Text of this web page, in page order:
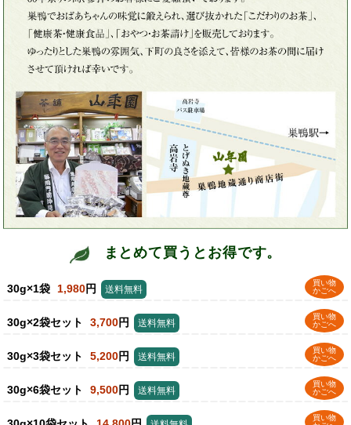
まとめて買うとお得です。
30g×1袋 1,980円
買い物
かごへ
送料無料
30g×2袋セット 3,700円
買い物
かごへ
送料無料
30g×3袋セット 5,200円
買い物
かごへ
送料無料
30g×6袋セット 9,500円
買い物
かごへ
送料無料
買い物